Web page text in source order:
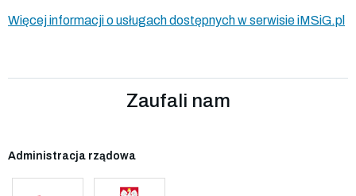
Więcej informacji o usługach dostępnych w serwisie iMSiG.pl
Zaufali nam
Administracja rządowa